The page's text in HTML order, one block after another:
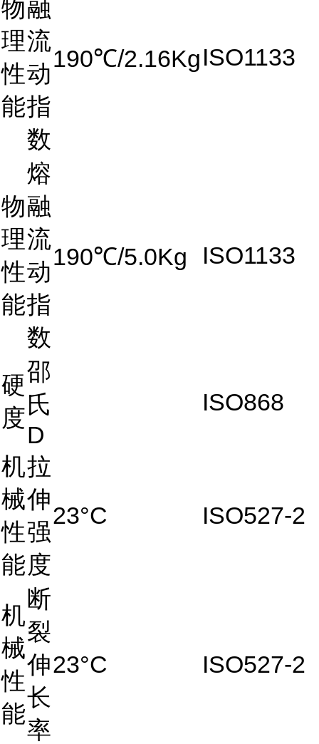
物
理
性
能
融
流
动
指
数
190℃/2.16KgISO1133
物
理
性
能
熔
融
流
动
指
数
190℃/5.0Kg ISO1133
硬
度
邵
氏
D
ISO868
机
械
性
能
拉
伸
强
度
23°C ISO527-2
机
械
性
能
断
裂
伸
长
率
23°C ISO527-2